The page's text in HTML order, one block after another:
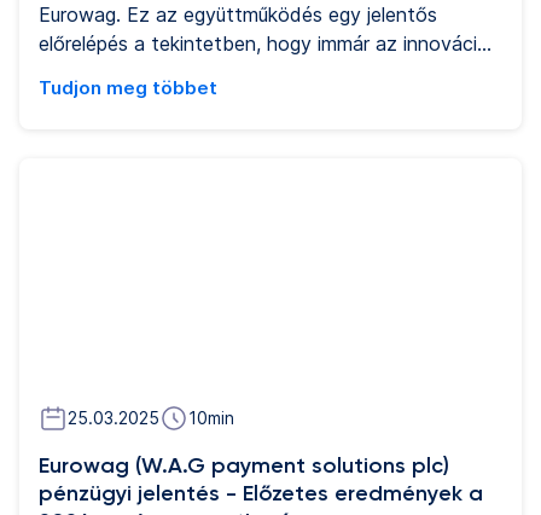
Eurowag. Ez az együttműködés egy jelentős
előrelépés a tekintetben, hogy immár az innováció
kapnak az teherautóversenyzés világában, és
Tudjon meg többet
25.03.2025 10min
Eurowag (W.A.G payment solutions plc)
pénzügyi jelentés - Előzetes eredmények a